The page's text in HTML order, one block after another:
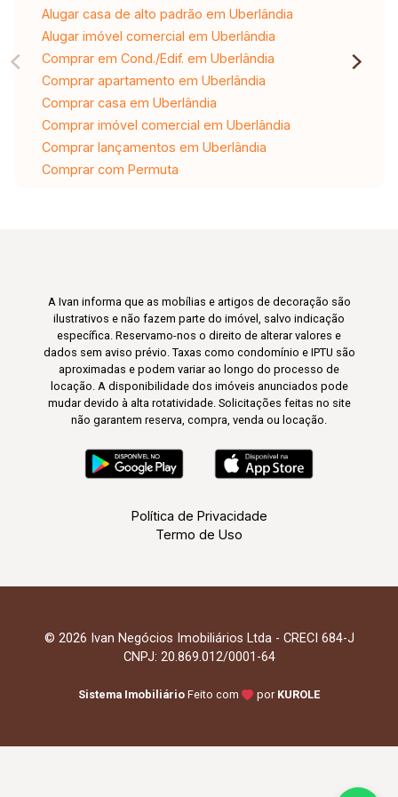
Alugar casa de alto padrão em Uberlândia
Alugar imóvel comercial em Uberlândia
Comprar em Cond./Edif. em Uberlândia
Comprar apartamento em Uberlândia
Comprar casa em Uberlândia
Comprar imóvel comercial em Uberlândia
Comprar lançamentos em Uberlândia
Comprar com Permuta
A Ivan informa que as mobílias e artigos de decoração são
ilustrativos e não fazem parte do imóvel, salvo indicação
específica. Reservamo-nos o direito de alterar valores e
dados sem aviso prévio. Taxas como condomínio e IPTU são
aproximadas e podem variar ao longo do processo de
locação. A disponibilidade dos imóveis anunciados pode
mudar devido à alta rotatividade. Solicitações feitas no site
não garantem reserva, compra, venda ou locação.
Política de Privacidade
Termo de Uso
© 2026 Ivan Negócios Imobiliários Ltda - CRECI 684-J
CNPJ: 20.869.012/0001-64
Sistema Imobiliário Feito com por KUROLE